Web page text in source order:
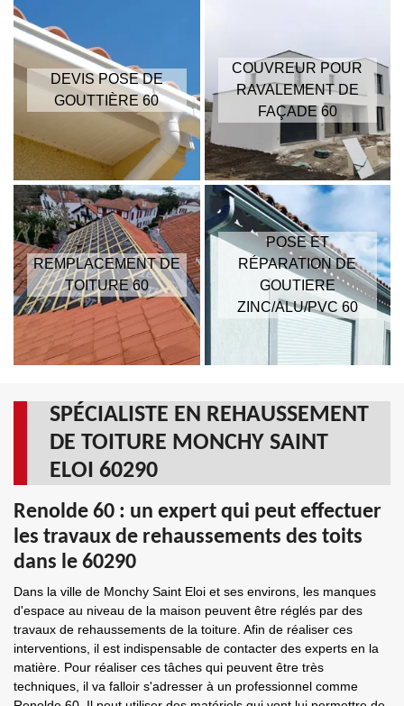
DEVIS POSE DE
GOUTTIÈRE 60
COUVREUR POUR
RAVALEMENT DE
FAÇADE 60
REMPLACEMENT DE
TOITURE 60
POSE ET
RÉPARATION DE
GOUTIERE
ZINC/ALU/PVC 60
SPÉCIALISTE EN REHAUSSEMENT
DE TOITURE MONCHY SAINT
ELOI 60290
Renolde 60 : un expert qui peut effectuer
les travaux de rehaussements des toits
dans le 60290
Dans la ville de Monchy Saint Eloi et ses environs, les manques
d'espace au niveau de la maison peuvent être réglés par des
travaux de rehaussements de la toiture. Afin de réaliser ces
interventions, il est indispensable de contacter des experts en la
matière. Pour réaliser ces tâches qui peuvent être très
techniques, il va falloir s'adresser à un professionnel comme